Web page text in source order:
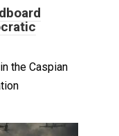
the Caspian